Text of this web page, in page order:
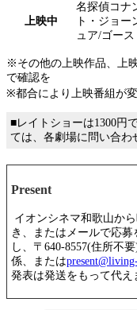
上映中
名探偵コナ
ト・ジョ
ュア/ゴー
※その他の上映作品、上
で確認を
※都合により上映番組が
■レイトショーは1300円
ては、各劇場に問い合わ
Present
イオンシネマ和歌山か
き、またはメールで応
し、〒640-8557(住所不
係、または
発表は発送をもって代え